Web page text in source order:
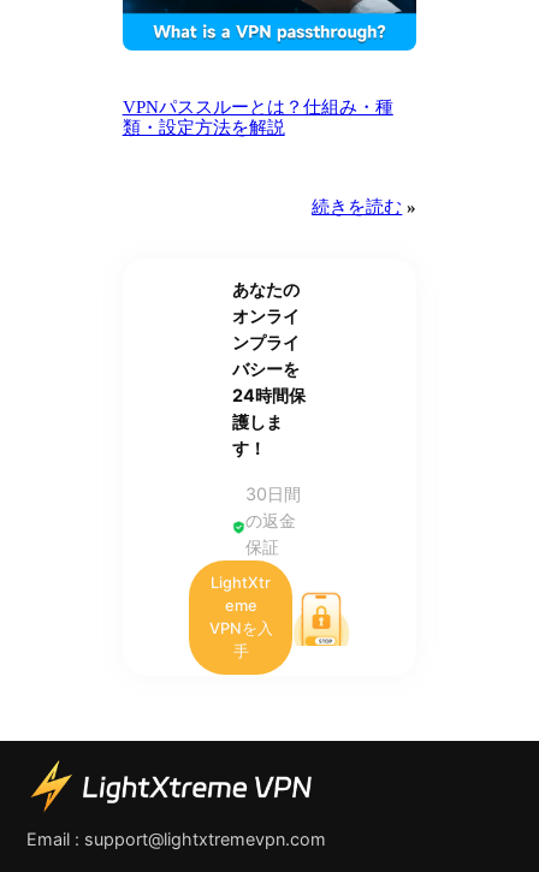
VPNパススルーとは？仕組み・種
類・設定方法を解説
続きを読む »
あなたの
オンライ
ンプライ
バシーを
24時間保
護しま
す！
30日間
の返金
保証
LightXtr
eme
VPNを入
手
Email : support@lightxtremevpn.com